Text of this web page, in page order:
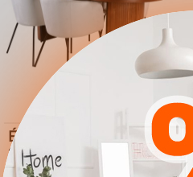
Étkezőgarnitúra Dallas
2749 (Krém Fekete)